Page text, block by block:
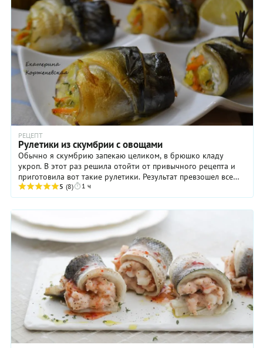
РЕЦЕПТ
Рулетики из скумбрии с овощами
Обычно я скумбрию запекаю целиком, в брюшко кладу
укроп. В этот раз решила отойти от привычного рецепта и
приготовила вот такие рулетики. Результат превзошел все
ожидания!! Овощи безупречно сочетаются ...
5 (8) 1 ч